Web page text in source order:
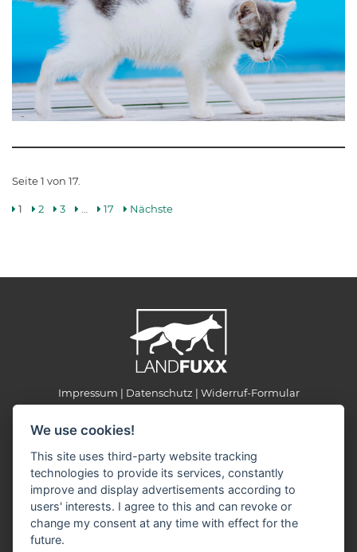
Seite 1 von 17.
1 2 3 … 17 Nächste
Impressum Datenschutz Widerruf-Formular
LANDFUXX BLD
Berliner Straße 49
16868 Wusterhausen / Dosse
Telefon/WhatsApp: +49 33979 519077
We use cookies!
This site uses third-party website tracking
technologies to provide its services, constantly
improve and display advertisements according to
users' interests. I agree to this and can revoke or
change my consent at any time with effect for the
future.